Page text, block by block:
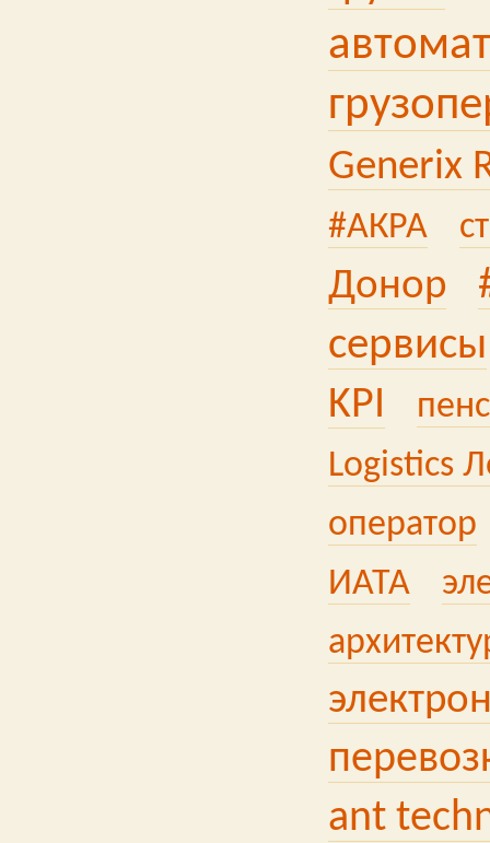
Generix
#АКРА
Донор
сервисы
KPI
Logistics
оператор
ИАТА
ant